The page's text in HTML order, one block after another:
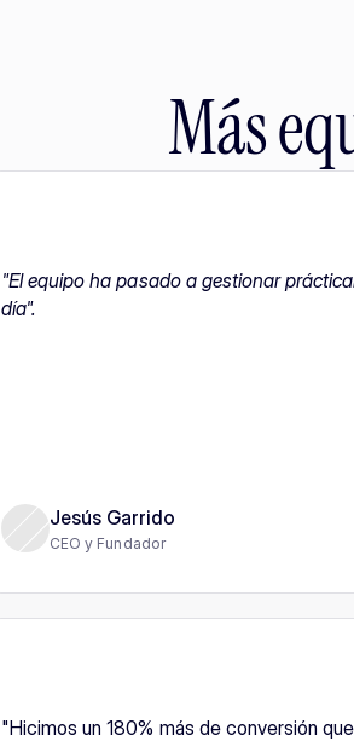
Más
"El equipo ha pasado a gestionar
día".
Jesús Garrido
CEO y Fundador
"Hicimos un 180% más de conversión